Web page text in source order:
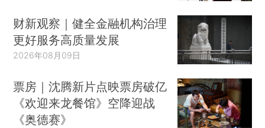
财新观察｜健全金融机构治理
更好服务高质量发展
2026年08月09日
票房｜沈腾新片点映票房破亿
《欢迎来龙餐馆》空降迎战
《奥德赛》